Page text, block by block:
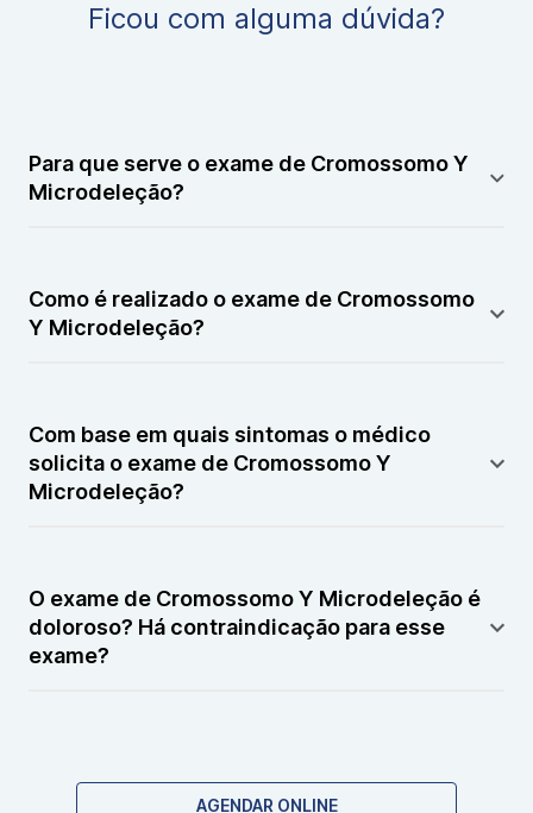
Ficou com alguma dúvida?
Para que serve o exame de Cromossomo Y
Microdeleção?
no cromossomo Y que podem estar associadas à
infertilidade masculina, especialmente em casos de
azoospermia ou oligospermia severa.
Como é realizado o exame de Cromossomo
Y Microdeleção?
extraído de uma amostra de sangue, utilizando
técnicas moleculares como PCR para detectar
deleções em regiões específicas do cromossomo Y.
Com base em quais sintomas o médico
solicita o exame de Cromossomo Y
Microdeleção?
infertilidade masculina, especialmente quando há
baixa contagem ou ausência de espermatozoides no
sêmen.
O exame de Cromossomo Y Microdeleção é
doloroso? Há contraindicação para esse
exame?
específicas para este exame.
AGENDAR ONLINE